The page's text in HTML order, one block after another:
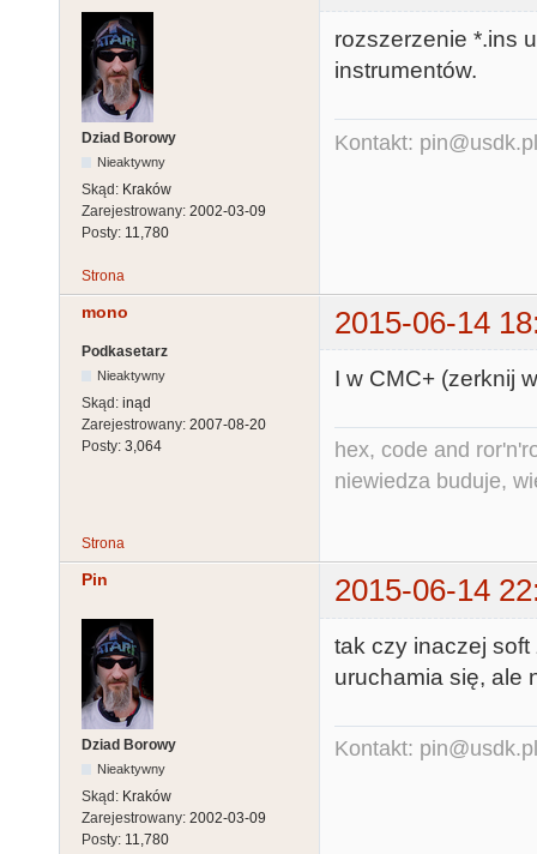
Dziad Borowy
Nieaktywny
Skąd: Kraków
Zarejestrowany: 2002-03-09
Posty: 11,780
rozszerzenie *.ins
instrumentów.
Kontakt: pin@usdk.pl
Strona
mono 2015-06-14
Podkasetarz
Nieaktywny
Skąd: inąd
Zarejestrowany: 2007-08-20
Posty: 3,064
I w CMC+ (zerknij
hex, code and
niewiedza buduje,
Strona
Pin 2015-06-14
Dziad Borowy
Nieaktywny
Skąd: Kraków
Zarejestrowany: 2002-03-09
Posty: 11,780
tak czy inaczej soft
uruchamia się, ale
Kontakt: pin@usdk.pl